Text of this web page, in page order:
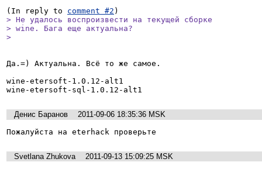
(In reply to comment #2
> Не удалось воспроизвести на текущей сборке
> wine. Бага еще актуальна?
>
Да.=) Актуальна. Всё то же самое.
wine-etersoft-1.0.12-alt1
Денис Баранов
2011-09-06 18:35:36 MSK
Пожалуйста на eterhack проверьте
Svetlana Zhukova
2011-09-13 15:09:25 MSK